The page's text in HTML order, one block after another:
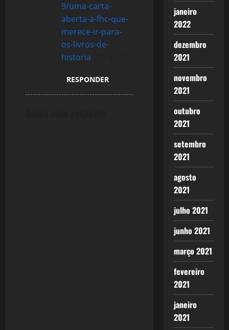
9/uma-carta-
aberta-a-fhc-que-
merece-ir-para-
os-livros-de-
historia
RESPONDER
janeiro
2022
dezembro
2021
novembro
2021
outubro
2021
setembro
2021
agosto
2021
julho 2021
junho 2021
março 2021
fevereiro
2021
janeiro
2021